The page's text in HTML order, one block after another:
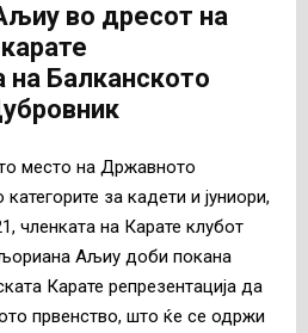
во дресот на
на Балканското
место на Државното
за кадети и јуниори,
членката на Карате клубот
Аљиу доби покана
Карате репрезентација да
првенство, што ќе се одржи